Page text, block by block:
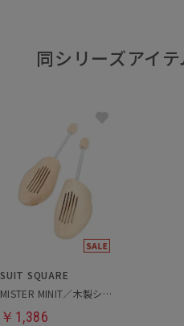
同シリーズアイ
SUIT SQUARE
MISTER MINIT／木製シューキーパー
￥1,386